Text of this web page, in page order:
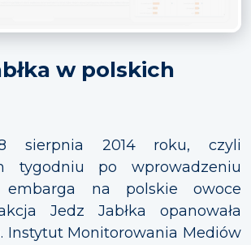
w polskich
2014 roku, czyli
tygodniu po wprowadzeniu
embarga na polskie owoce
Jedz Jabłka opanowała
Instytut Monitorowania Mediów